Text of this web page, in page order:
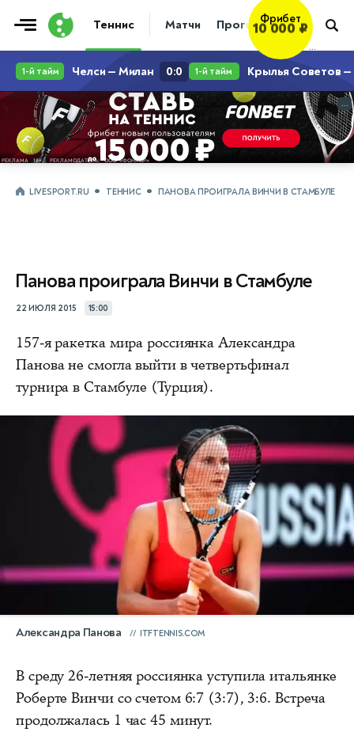
Теннис Матчи Прогнозы Новости
Фрибет
10 000 ₽
...
...
LIVESPORT.RU ТЕННИС ПАНОВА ПРОИГРАЛА ВИНЧИ В СТАМБУЛЕ
Панова проиграла Винчи в Стамбуле
22 ИЮЛЯ 2015 15:00
157-я ракетка мира россиянка Александра
Панова не смогла выйти в четвертьфинал
турнира в Стамбуле (Турция).
Александра Панова ITFTENNIS.COM
В среду 26-летняя россиянка уступила итальянке
Роберте Винчи со счетом 6:7 (3:7), 3:6. Встреча
продолжалась 1 час 45 минут.